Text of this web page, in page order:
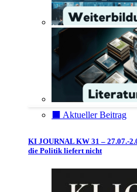
⬛️ Aktueller Beitrag
KI JOURNAL KW 31 – 27.07.-
die Politik liefert nicht